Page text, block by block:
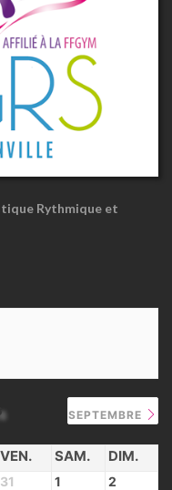
Rythmique et
SEPTEMBRE
VEN. SAM. DIM.
31 1 2